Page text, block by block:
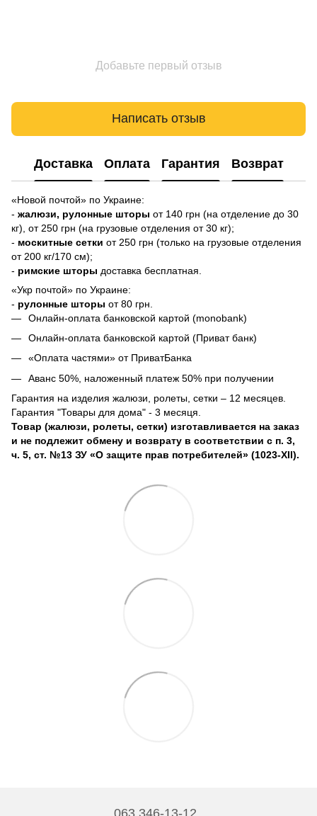
Добавьте первый отзыв
Написать отзыв
Доставка Оплата Гарантия Возврат
«Новой почтой» по Украине:
- жалюзи, рулонные шторы от 140 грн (на отделение до 30
кг), от 250 грн (на грузовые отделения от 30 кг);
- москитные сетки от 250 грн (только на грузовые отделения
от 200 кг/170 см);
- римские шторы доставка бесплатная.
«Укр почтой» по Украине:
- рулонные шторы от 80 грн.
Онлайн-оплата банковской картой (monobank)
Онлайн-оплата банковской картой (Приват банк)
«Оплата частями» от ПриватБанка
Аванс 50%, наложенный платеж 50% при получении
Гарантия на изделия жалюзи, ролеты, сетки – 12 месяцев.
Гарантия "Товары для дома" - 3 месяця.
Товар (жалюзи, ролеты, сетки) изготавливается на заказ
и не подлежит обмену и возврату в соответствии с п. 3,
ч. 5, ст. №13 ЗУ «О защите прав потребителей» (1023-XII).